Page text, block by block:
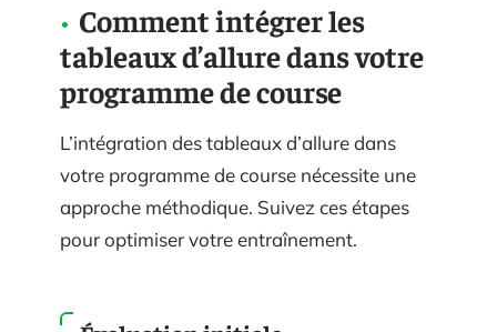
Comment intégrer les
tableaux d’allure dans votre
programme de course
L’intégration des tableaux d’allure dans
votre programme de course nécessite une
approche méthodique. Suivez ces étapes
pour optimiser votre entraînement.